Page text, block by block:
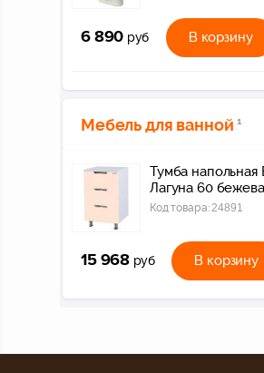
6 890 руб В корзину
Мебель для ванной 1
Тумба напольная
Лагуна 60
Код товара:24891
15 968 руб В корзину